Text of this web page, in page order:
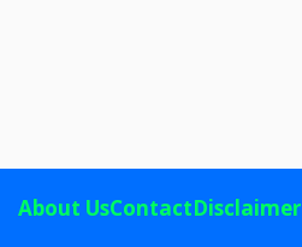
About UsContactDisclaimer